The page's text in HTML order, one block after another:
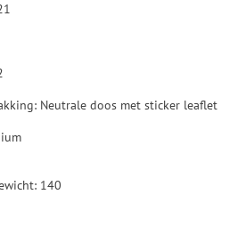
Neutrale doos met sticker leaflet
140